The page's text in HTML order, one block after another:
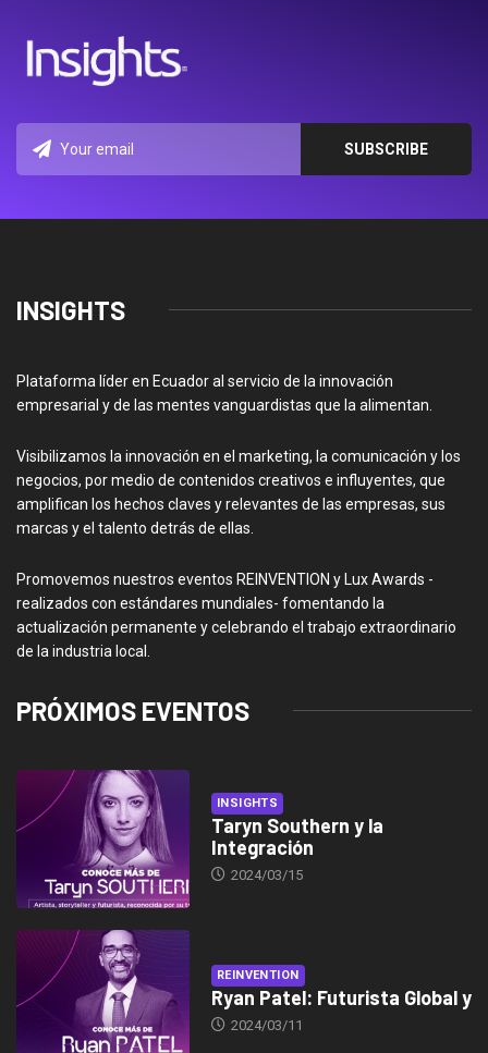
INSIGHTS
Plataforma líder en Ecuador al servicio de la innovación
empresarial y de las mentes vanguardistas que la alimentan.
Visibilizamos la innovación en el marketing, la comunicación y los
negocios, por medio de contenidos creativos e influyentes, que
amplifican los hechos claves y relevantes de las empresas, sus
marcas y el talento detrás de ellas.
Promovemos nuestros eventos REINVENTION y Lux Awards -
realizados con estándares mundiales- fomentando la
actualización permanente y celebrando el trabajo extraordinario
de la industria local.
PRÓXIMOS EVENTOS
INSIGHTS
Taryn Southern y la
Integración
2024/03/15
REINVENTION
Ryan Patel: Futurista Global y
2024/03/11